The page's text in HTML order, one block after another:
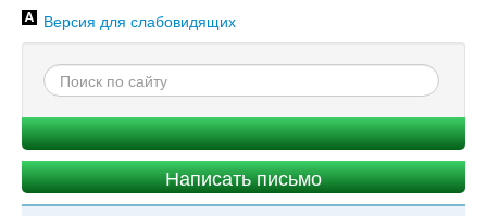
Версия для слабовидящих
Написать письмо